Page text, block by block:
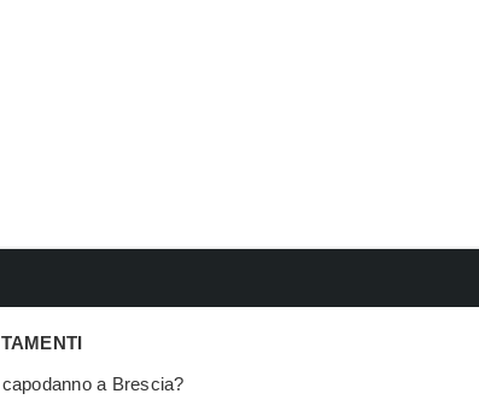
a Brescia?